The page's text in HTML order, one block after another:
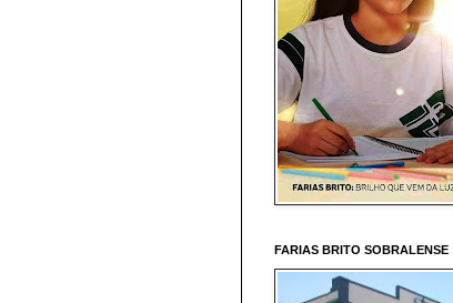
FARIAS BRITO SOBRALENSE